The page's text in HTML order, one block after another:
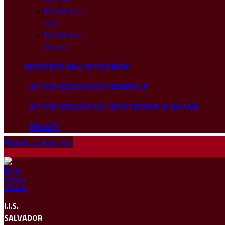
Modulistica
ATA
Modulistica
Docenti
MINISTERO DELL'ISTRUZIONE
UFFICIO SCOLASTICO REGIONALE
UFFICIO SCOLASTICO TERRITORIALE DI MILANO
PRIVACY
Registro Elettronico
I.I.S.
SALVADOR